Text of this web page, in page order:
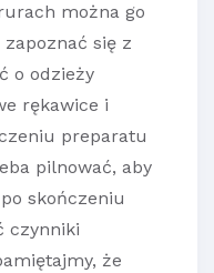
można go
się z
o odzieży
rękawice i
preparatu
pilnować, aby
skończeniu
czynniki
że